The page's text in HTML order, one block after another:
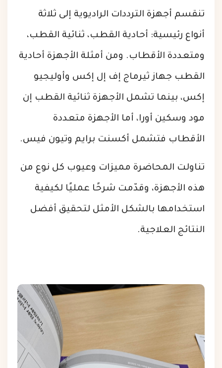
تنقسم أجهزة الترددات الراديوية إلى ثلاثة
أنواع رئيسية: أحادية القطب، ثنائية القطب،
ومتعددة الأقطاب. ومن أمثلة الأجهزة أحادية
القطب جهاز ثيرماج إف إل إكس وأوليجيو
إكس، بينما تشمل الأجهزة ثنائية القطب إن
مود وسكين أورا، أما الأجهزة متعددة
الأقطاب فتشمل أكسنت برايم وتيون فيس.
تناولت المحاضرة مميزات وعيوب كل نوع من
هذه الأجهزة، وقدّمت شرحًا عمليًا لكيفية
استخدامها بالشكل الأمثل لتحقيق أفضل
النتائج العلاجية.